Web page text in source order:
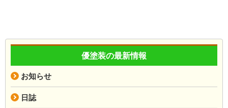
優塗装の最新情報
お知らせ
日誌